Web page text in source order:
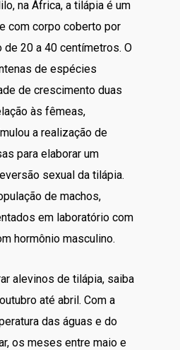
na África, a tilápia é um
com corpo coberto por
de 20 a 40 centímetros. O
de espécies
de crescimento duas
às fêmeas,
a realização de
para elaborar um
sexual da tilápia.
de machos,
em laboratório com
hormônio masculino.
alevinos de tilápia, saiba
até abril. Com a
das águas e do
os meses entre maio e